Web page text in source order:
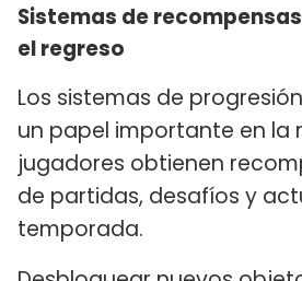
Sistemas de
el regreso
Los sistemas de
un papel importante en la
jugadores obtienen
de partidas, desafíos y
temporada.